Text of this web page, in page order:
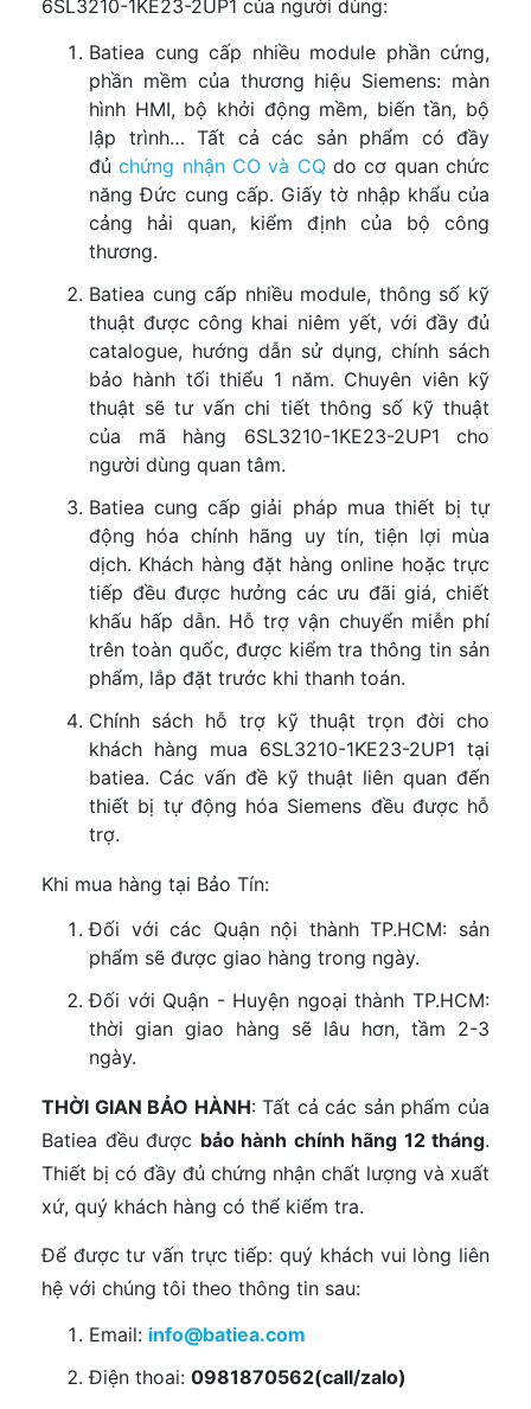
6SL3210-1KE23-2UP1 của người dùng:
Batiea cung cấp nhiều module phần cứng,
phần mềm của thương hiệu Siemens: màn
hình HMI, bộ khởi động mềm, biến tần, bộ
lập trình… Tất cả các sản phẩm có đầy
đủchứng nhận CO và CQdo cơ quan chức
năng Đức cung cấp. Giấy tờ nhập khẩu của
cảng hải quan, kiểm định của bộ công
thương.
Batiea cung cấp nhiều module, thông số kỹ
thuật được công khai niêm yết, với đầy đủ
catalogue, hướng dẫn sử dụng, chính sách
bảo hành tối thiểu 1 năm. Chuyên viên kỹ
thuật sẽ tư vấn chi tiết thông số kỹ thuật
của mã hàng 6SL3210-1KE23-2UP1 cho
người dùng quan tâm.
Batiea cung cấp giải pháp mua thiết bị tự
động hóa chính hãng uy tín, tiện lợi mùa
dịch. Khách hàng đặt hàng online hoặc trực
tiếp đều được hưởng các ưu đãi giá, chiết
khấu hấp dẫn. Hỗ trợ vận chuyển miễn phí
trên toàn quốc, được kiểm tra thông tin sản
phẩm, lắp đặt trước khi thanh toán.
Chính sách hỗ trợ kỹ thuật trọn đời cho
khách hàng mua 6SL3210-1KE23-2UP1 tại
batiea. Các vấn đề kỹ thuật liên quan đến
thiết bị tự động hóa Siemens đều được hỗ
trợ.
Khi mua hàng tại Bảo Tín:
Đối với các Quận nội thành TP.HCM: sản
phẩm sẽ được giao hàng trong ngày.
Đối với Quận - Huyện ngoại thành TP.HCM:
thời gian giao hàng sẽ lâu hơn, tầm 2-3
ngày.
THỜI GIAN BẢO HÀNH: Tất cả các sản phẩm của
Batiea đều được bảo hành chính hãng 12 tháng.
Thiết bị có đầy đủ chứng nhận chất lượng và xuất
xứ, quý khách hàng có thể kiểm tra.
Để được tư vấn trực tiếp: quý khách vui lòng liên
hệ với chúng tôi theo thông tin sau:
Email: info@batiea.com
Điện thoai: 0981870562(call/zalo)